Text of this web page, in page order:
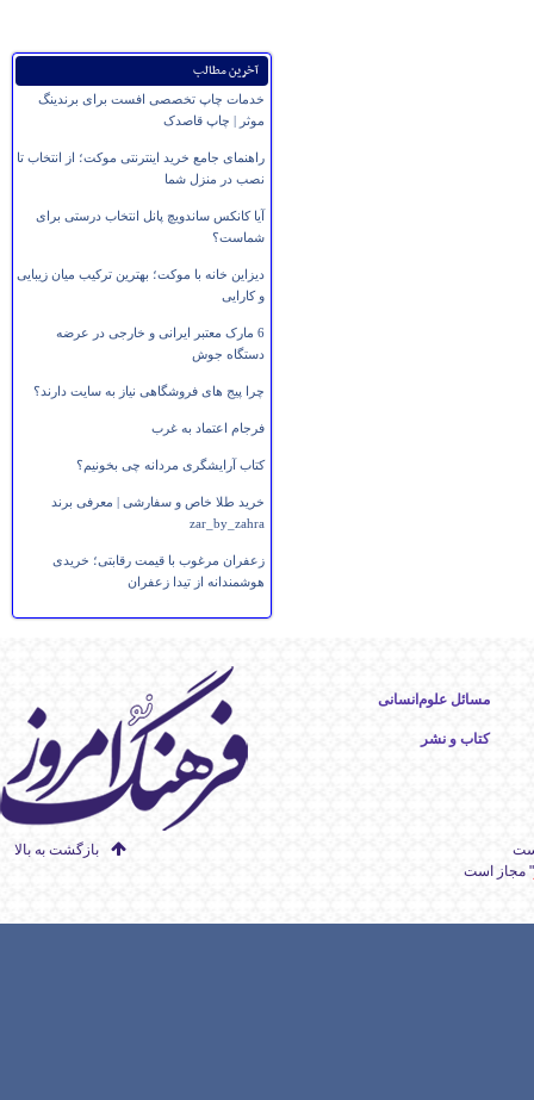
آخرین مطالب
خدمات چاپ تخصصی افست برای برندینگ
موثر | چاپ قاصدک
راهنمای جامع خرید اینترنتی موکت؛ از انتخاب تا
نصب در منزل شما
آیا کانکس ساندویچ پانل انتخاب درستی برای
شماست؟
دیزاین خانه با موکت؛ بهترین ترکیب میان زیبایی
و کارایی
6 مارک معتبر ایرانی و خارجی در عرضه
دستگاه جوش
چرا پیج های فروشگاهی نیاز به سایت دارند؟
فرجام اعتماد به غرب
کتاب آرایشگری مردانه چی بخونیم؟
خرید طلا خاص و سفارشی | معرفی برند
zar_by_zahra
زعفران مرغوب با قیمت رقابتی؛ خریدی
هوشمندانه از تیدا زعفران
مسائل علوم‌انسانی
کتاب و نشر
بازگشت به بالا
" مجاز است